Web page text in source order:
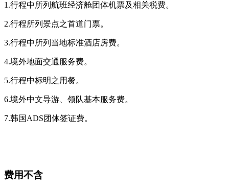
1.行程中所列航班经济舱团体机票及相关税费。
2.行程所列景点之首道门票。
3.行程中所列当地标准酒店房费。
4.境外地面交通服务费。
5.行程中标明之用餐。
6.境外中文导游、领队基本服务费。
7.韩国ADS团体签证费。
费用不含